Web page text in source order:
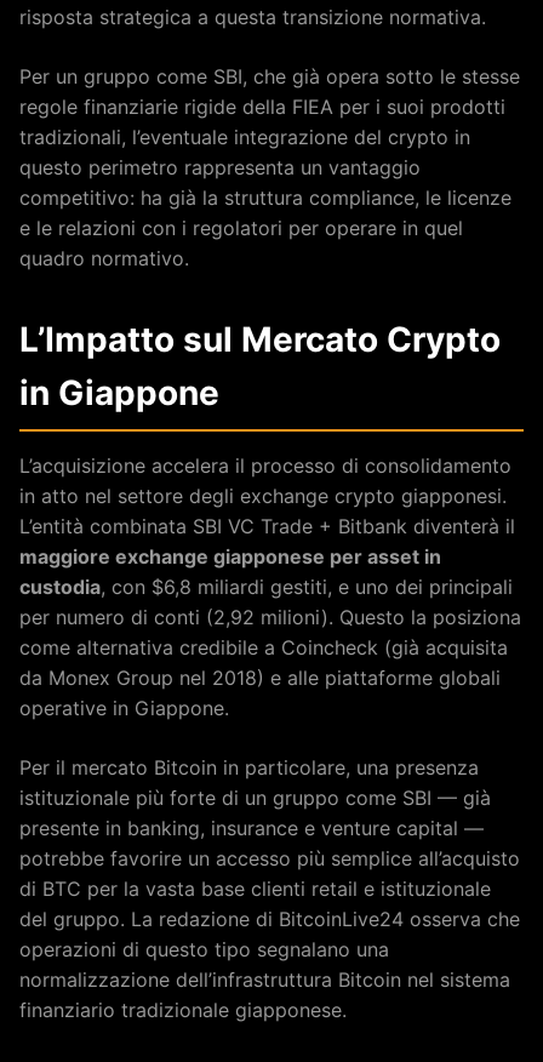
risposta strategica a questa transizione normativa.
Per un gruppo come SBI, che già opera sotto le stesse
regole finanziarie rigide della FIEA per i suoi prodotti
tradizionali, l’eventuale integrazione del crypto in
questo perimetro rappresenta un vantaggio
competitivo: ha già la struttura compliance, le licenze
e le relazioni con i regolatori per operare in quel
quadro normativo.
L’Impatto sul Mercato Crypto
in Giappone
L’acquisizione accelera il processo di consolidamento
in atto nel settore degli exchange crypto giapponesi.
L’entità combinata SBI VC Trade + Bitbank diventerà il
maggiore exchange giapponese per asset in
custodia, con $6,8 miliardi gestiti, e uno dei principali
per numero di conti (2,92 milioni). Questo la posiziona
come alternativa credibile a Coincheck (già acquisita
da Monex Group nel 2018) e alle piattaforme globali
operative in Giappone.
Per il mercato Bitcoin in particolare, una presenza
istituzionale più forte di un gruppo come SBI — già
presente in banking, insurance e venture capital —
potrebbe favorire un accesso più semplice all’acquisto
di BTC per la vasta base clienti retail e istituzionale
del gruppo. La redazione di BitcoinLive24 osserva che
operazioni di questo tipo segnalano una
normalizzazione dell’infrastruttura Bitcoin nel sistema
finanziario tradizionale giapponese.